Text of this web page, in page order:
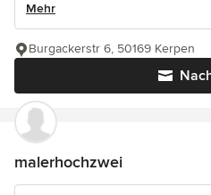
Mehr
Burgackerstr 6, 50169 Kerpen
malerhochzwei